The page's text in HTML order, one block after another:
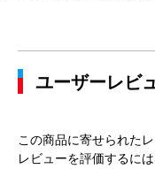
ユーザーレビ
この商品に寄せられた
レビューを評価するには